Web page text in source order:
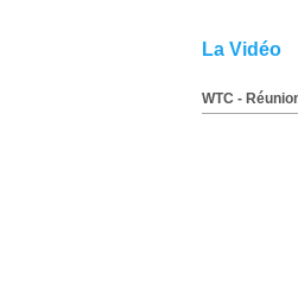
La Vidéo
WTC -